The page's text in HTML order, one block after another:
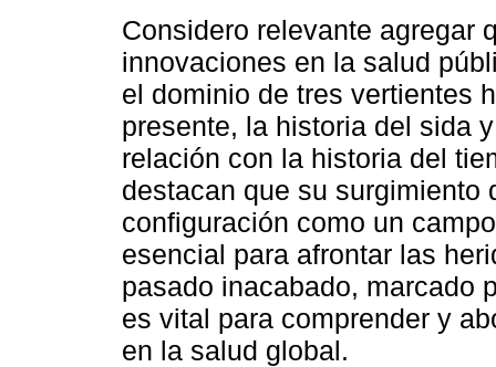
Considero relevante agregar
innovaciones en la salud
el dominio de tres vertientes
presente, la historia del sida
relación con la historia del
destacan que su surgimiento
configuración como un
esencial para afrontar las
pasado inacabado, marcado
es vital para comprender y
en la salud global.